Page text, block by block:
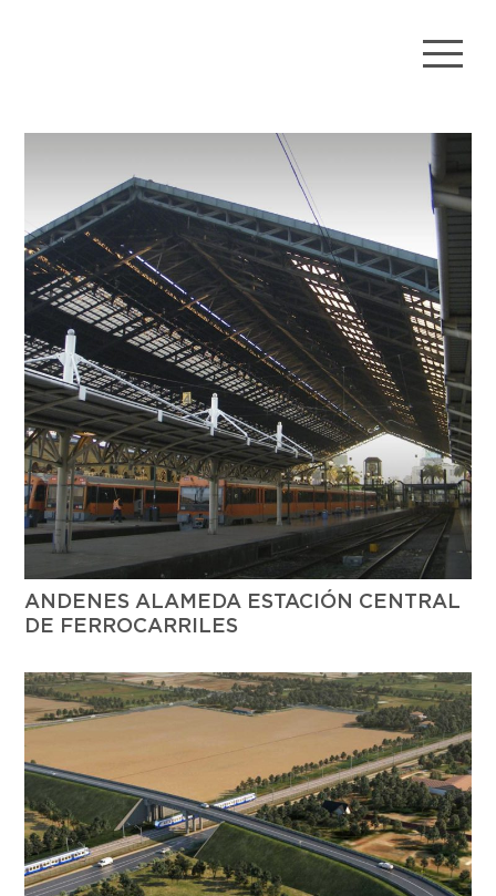
ANDENES ALAMEDA ESTACIÓN CENTRAL
DE FERROCARRILES